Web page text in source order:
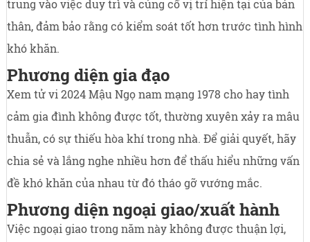
trung vào việc duy trì và củng cố vị trí hiện tại của bản
thân, đảm bảo rằng có kiểm soát tốt hơn trước tình hình
khó khăn.
Phương diện gia đạo
Xem tử vi 2024 Mậu Ngọ nam mạng 1978 cho hay tình
cảm gia đình không được tốt, thường xuyên xảy ra mâu
thuẫn, có sự thiếu hòa khí trong nhà. Để giải quyết, hãy
chia sẻ và lắng nghe nhiều hơn để thấu hiểu những vấn
đề khó khăn của nhau từ đó tháo gỡ vướng mắc.
Phương diện ngoại giao/xuất hành
Việc ngoại giao trong năm này không được thuận lợi,